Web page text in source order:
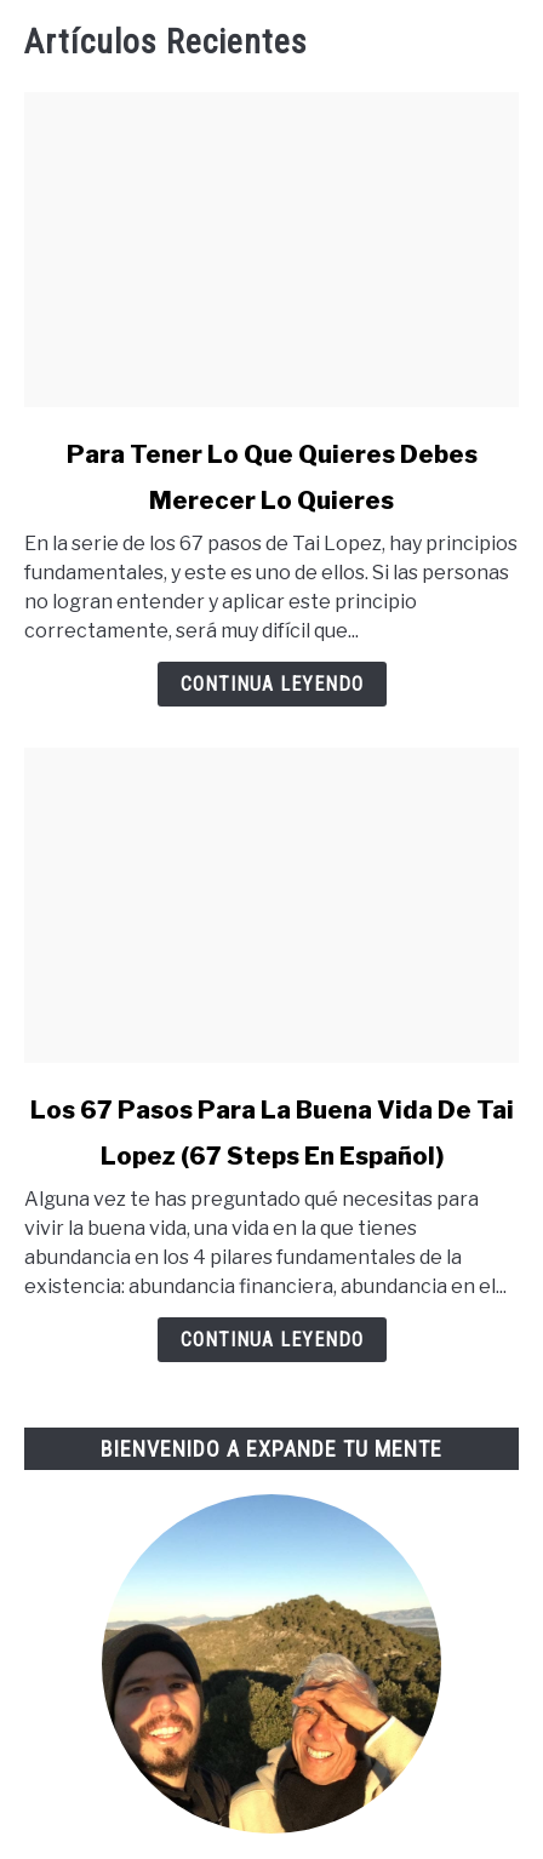
Artículos Recientes
Tener
Lo
Que
Quieres
Para Tener Lo Que Quieres Debes
Merecer Lo Quieres
En la serie de los 67 pasos de Tai Lopez, hay principios
fundamentales, y este es uno de ellos. Si las personas
no logran entender y aplicar este principio
correctamente, será muy difícil que...
CONTINUA LEYENDO
link
67
Pasos
Para
Steps
Los 67 Pasos Para La Buena Vida De Tai
Lopez (67 Steps En Español)
Alguna vez te has preguntado qué necesitas para
vivir la buena vida, una vida en la que tienes
abundancia en los 4 pilares fundamentales de la
existencia: abundancia financiera, abundancia en el...
CONTINUA LEYENDO
BIENVENIDO A EXPANDE TU MENTE